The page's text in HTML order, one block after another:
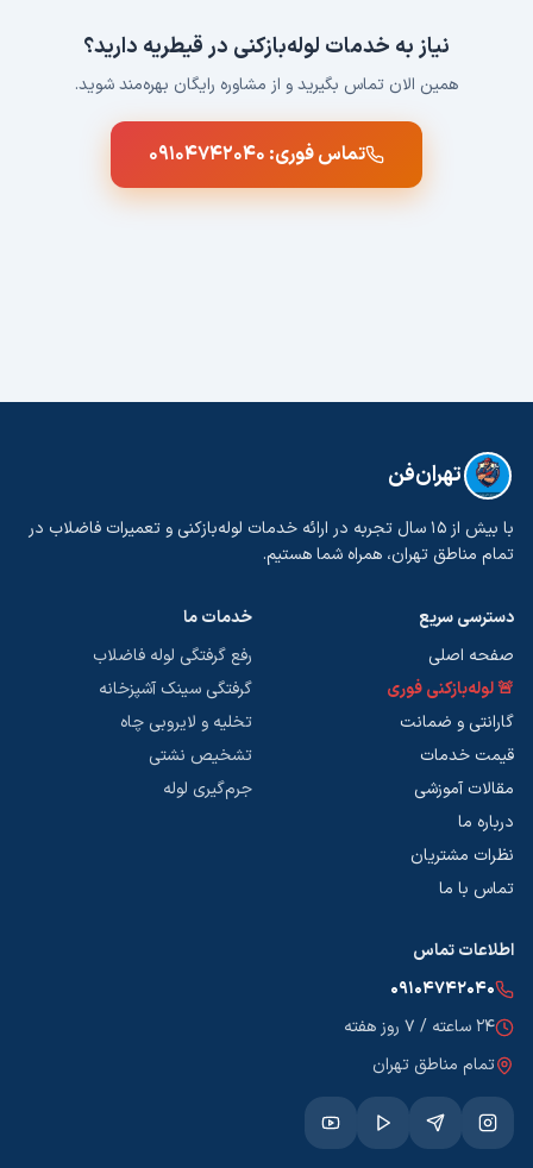
نیاز به خدمات لوله‌بازکنی درقیطریه دارید؟
همین الان تماس بگیرید و از مشاوره رایگان بهره‌مند شوید.
تماس فوری: ۰۹۱۰۴۷۴۲۰۴۰
تهران‌فن
با بیش از ۱۵ سال تجربه در ارائه خدمات لوله‌بازکنی و تعمیرات فاضلاب در
تمام مناطق تهران، همراه شما هستیم.
دسترسی سریع
صفحه اصلی
🚨 لوله‌بازکنی فوری
گارانتی و ضمانت
قیمت خدمات
مقالات آموزشی
درباره ما
نظرات مشتریان
تماس با ما
خدمات ما
رفع گرفتگی لوله فاضلاب
گرفتگی سینک آشپزخانه
تخلیه و لایروبی چاه
تشخیص نشتی
جرم‌گیری لوله
اطلاعات تماس
۰۹۱۰۴۷۴۲۰۴۰
۲۴ ساعته / ۷ روز هفته
تمام مناطق تهران